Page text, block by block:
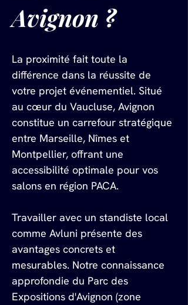
Avignon ?
La proximité fait toute la
différence dans la réussite de
votre projet événementiel. Situé
au cœur du Vaucluse, Avignon
constitue un carrefour stratégique
entre Marseille, Nîmes et
Montpellier, offrant une
accessibilité optimale pour vos
salons en région PACA.
Travailler avec un standiste local
comme Avluni présente des
avantages concrets et
mesurables. Notre connaissance
approfondie du Parc des
Expositions d'Avignon (zone